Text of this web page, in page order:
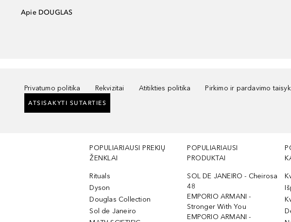
Apie DOUGLAS
Privatumo politika Rekvizitai Atitikties politika Pirkimo ir pardavimo
ATSISAKYTI SUTARTIES
POPULIARIAUSI PREKIŲ
ŽENKLAI
Rituals
Dyson
Douglas Collection
Sol de Janeiro
POPULIARIAUSI
PRODUKTAI
SOL DE JANEIRO - Cheirosa
48
EMPORIO ARMANI -
Stronger With You
EMPORIO ARMANI -